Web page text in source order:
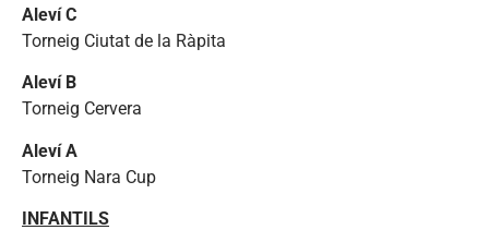
Aleví C
Torneig Ciutat de la Ràpita
Aleví B
Torneig Cervera
Aleví A
Torneig Nara Cup
INFANTILS